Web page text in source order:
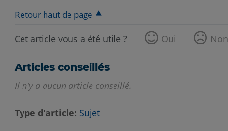
Retour haut de page
Cet article vous a été utile ? Oui Non
Articles conseillés
Il n'y a aucun article conseillé.
Type d'article Sujet